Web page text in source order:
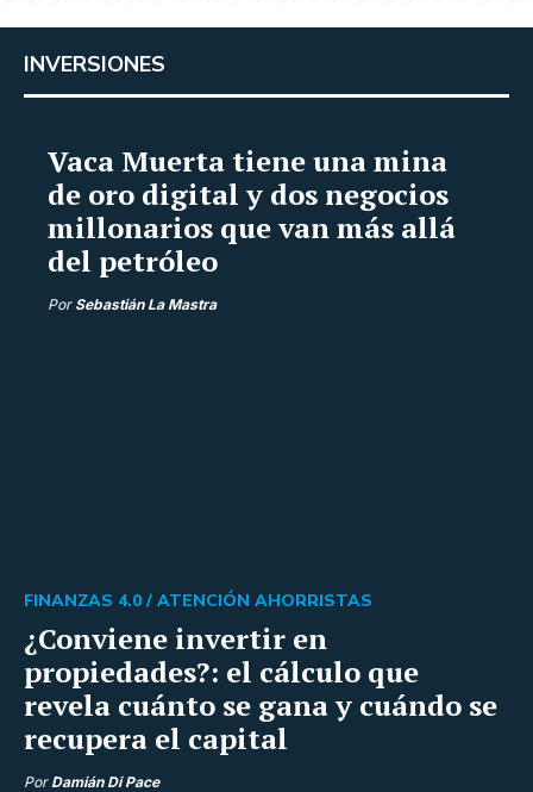
INVERSIONES
Vaca Muerta tiene una mina
de oro digital y dos negocios
millonarios que van más allá
del petróleo
Por Sebastián La Mastra
¿Conviene invertir en
propiedades?: el cálculo que
revela cuánto se gana y cuándo se
recupera el capital
FINANZAS 4.0 / ATENCIÓN AHORRISTAS
Por Damián Di Pace